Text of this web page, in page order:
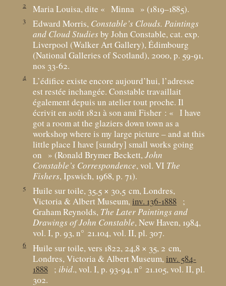
2 Maria Louisa, dite « Minna » (1819–1885).
3 Edward Morris, Constable’s Clouds. Paintings
and Cloud Studiesby John Constable, cat. exp.
Liverpool (Walker Art Gallery), Édimbourg
(National Galleries of Scotland), 2000, p. 59-91,
nos 33-62.
4
L’édifice existe encore aujourd’hui, l’adresse
est restée inchangée. Constable travaillait
également depuis un atelier tout proche. Il
écrivit en août 1821 à son ami Fisher : « I have
got a room at the glaziers down town as a
workshop where is my large picture – and at this
little place I have [sundry] small works going
on
» (Ronald Brymer Beckett,John
Constable’s Correspondence, vol. VI The
Fishers, Ipswich, 1968, p. 71).
5 Huile sur toile, 35,5 × 30,5 cm, Londres,
Victoria & Albert Museum,inv. 136-1888 ;
Graham Reynolds, The Later Paintings and
Drawings of John Constable, New Haven, 1984,
vol. I, p. 93, n° 21.104, vol. II, pl. 307.
6 Huile sur toile, vers 1822, 24,8 × 35, 2 cm,
Londres, Victoria & Albert Museum,inv. 584-
1888 ; ibid., vol. I, p. 93-94, n° 21.105, vol. II, pl.
302.